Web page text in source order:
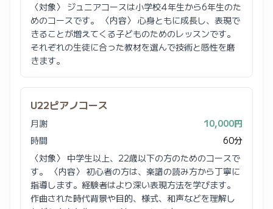
〈対象〉 ジュニアコースは小学校4年生から6年生のた
めのコースです。 〈内容〉 心身ともに成長し、表現で
きることが増えてくる子どものためのレッスンです。
それぞれの生徒に合った教材を選んで技術と感性を磨
きます。
U22ピアノコース
月謝
10,000円
時間
60分
〈対象〉 中学生以上、22歳以下の方のためのコースで
す。 〈内容〉 初心者の方は、楽譜の読み方から丁寧に
指導します。経験者はより深い表現方法を学びます。
作曲された時代背景や目的、様式、和声などを理解し